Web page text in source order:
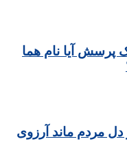
پرسش آیا نام هما
مردم ماند آرزوی